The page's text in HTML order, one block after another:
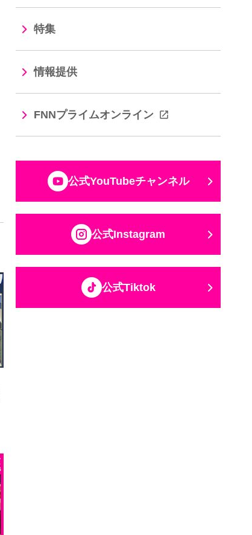
特集
情報提供
FNNプライムオンライン
公式YouTubeチャンネル
公式Instagram
公式Tiktok